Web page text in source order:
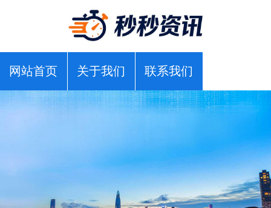
网站首页 关于我们 联系我们